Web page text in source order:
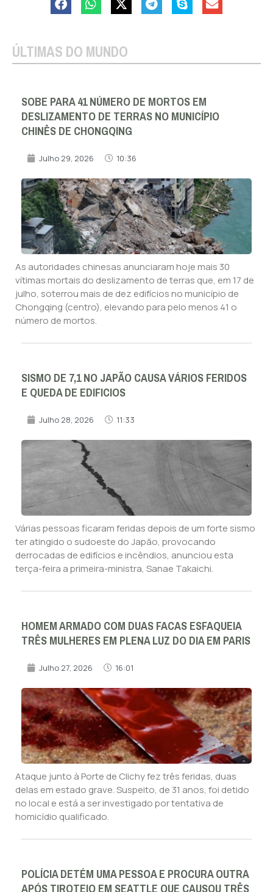
ÚLTIMAS DO MUNDO
SOBE PARA 41 NÚMERO DE MORTOS EM
DESLIZAMENTO DE TERRAS NO MUNICÍPIO
CHINÊS DE CHONGQING
Julho 29, 2026 10:36
As autoridades chinesas anunciaram hoje mais 30
vítimas mortais do deslizamento de terras que, em 17 de
julho, soterrou mais de dez edifícios no município de
Chongqing (centro), elevando para pelo menos 41 o
número de mortos.
SISMO DE 7,1 NO JAPÃO CAUSA VÁRIOS FERIDOS
E QUEDA DE EDIFICIOS
Julho 28, 2026 11:33
Várias pessoas ficaram feridas depois de um forte sismo
ter atingido o sudoeste do Japão, provocando
derrocadas de edifícios e incêndios, anunciou esta
terça-feira a primeira-ministra, Sanae Takaichi.
HOMEM ARMADO COM DUAS FACAS ESFAQUEIA
TRÊS MULHERES EM PLENA LUZ DO DIA EM PARIS
Julho 27, 2026 16:01
Ataque junto à Porte de Clichy fez três feridas, duas
delas em estado grave. Suspeito, de 31 anos, foi detido
no local e está a ser investigado por tentativa de
homicídio qualificado.
POLÍCIA DETÉM UMA PESSOA E PROCURA OUTRA